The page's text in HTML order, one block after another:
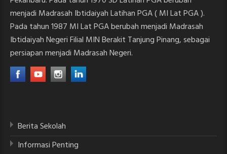
menjadi Madrasah Ibtidaiyah Latihan PGA ( MI Lat PGA ).
Pada tahun 1987 MI Lat PGA berubah menjadi Madrasah
Ibtidaiyah Negeri Filial MIN Berakit Tanjung Pinang, sebagai
persiapan menjadi Madrasah Negeri.
Berita Sekolah
Informasi Penting